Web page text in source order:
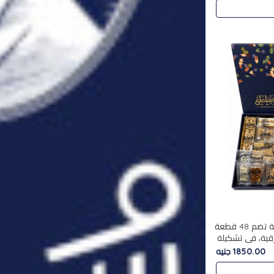
استمتع بتجربة فاخرة مع علبة تضم 48 قطعة
في تشكيلة
1850.00 جنيه